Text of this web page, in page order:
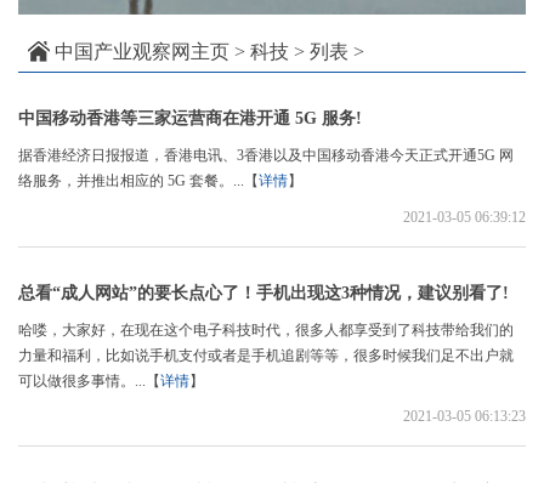
中国产业观察网主页 > 科技 > 列表 >
中国移动香港等三家运营商在港开通 5G 服务!
据香港经济日报报道，香港电讯、3香港以及中国移动香港今天正式开通5G 网
络服务，并推出相应的 5G 套餐。...【详情】
2021-03-05 06:39:12
总看“成人网站”的要长点心了！手机出现这3种情况，建议别看了!
哈喽，大家好，在现在这个电子科技时代，很多人都享受到了科技带给我们的
力量和福利，比如说手机支付或者是手机追剧等等，很多时候我们足不出户就
可以做很多事情。...【详情】
2021-03-05 06:13:23